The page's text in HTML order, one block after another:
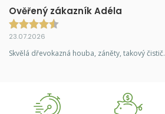
Ověřený zákazník Adéla
23.07.2026
Skvělá dřevokazná houba, záněty, takový čistič.